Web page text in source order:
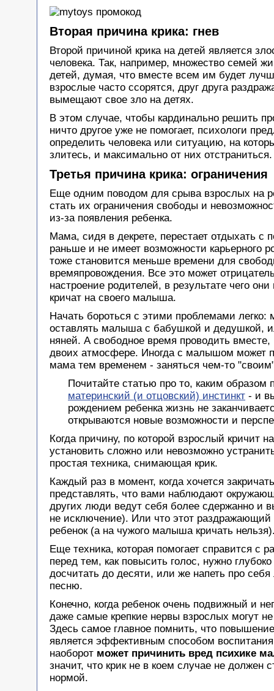
Вторая причина крика: гнев
Второй причиной крика на детей является
человека. Так, например, множество семей
детей, думая, что вместе всем им будет
взрослые часто ссорятся, друг друга
вымещают свое зло на детях.
В этом случае, чтобы кардинально решить
ничто другое уже не помогает, психологи
определить человека или ситуацию, на
злитесь, и максимально от них отстраниться.
Третья причина крика: ограничения
Еще одним поводом для срыва взрослых на
стать их ограничения свободы и
из-за появления ребенка.
Мама, сидя в декрете, перестает отдыхать с
раньше и не имеет возможности карьерного
тоже становится меньше времени для
времяпровождения. Все это может
настроение родителей, в результате чего они
кричат на своего малыша.
Начать бороться с этими проблемами легко:
оставлять малыша с бабушкой и дедушкой,
няней. А свободное время проводить вместе,
двоих атмосфере. Иногда с малышом может
мама тем временем - заняться чем-то
Почитайте статью про то, каким образом
материнский (и отцовский) инстинкт - и
рождением ребенка жизнь не
открываются новые возможности и
Когда причину, по которой взрослый кричит
установить сложно или невозможно
простая техника, снимающая крик.
Каждый раз в момент, когда хочется
представлять, что вами наблюдают
других люди ведут себя более сдержанно и
не исключение). Или что этот раздражающий
ребенок (а на чужого малыша кричать
Еще техника, которая помогает справится с
перед тем, как повысить голос, нужно
досчитать до десяти, или же напеть про
песню.
Конечно, когда ребенок очень подвижный и
даже самые крепкие нервы взрослых могут
Здесь самое главное помнить, что
является эффективным способом
наоборот может причинить вред психике
значит, что крик не в коем случае не должен
нормой.